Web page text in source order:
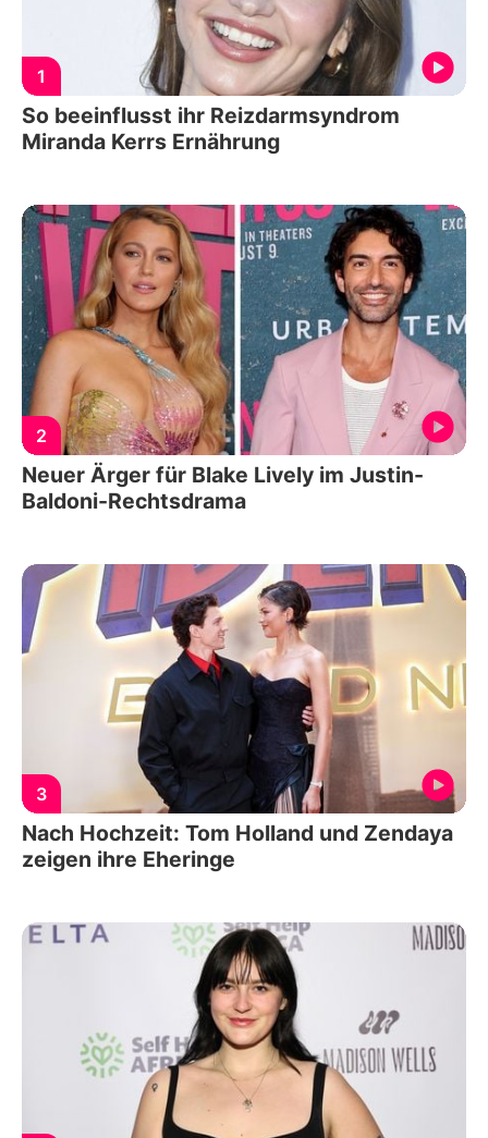
1
So beeinflusst ihr Reizdarmsyndrom
Miranda Kerrs Ernährung
2
Neuer Ärger für Blake Lively im Justin-
Baldoni-Rechtsdrama
3
Nach Hochzeit: Tom Holland und Zendaya
zeigen ihre Eheringe